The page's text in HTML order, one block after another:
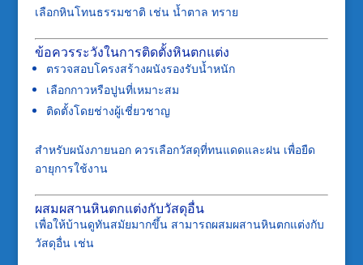
เลือกหินโทนธรรมชาติ เช่น น้ำตาล ทราย
ข้อควรระวังในการติดตั้งหินตกแต่ง
ตรวจสอบโครงสร้างผนังรองรับน้ำหนัก
เลือกกาวหรือปูนที่เหมาะสม
ติดตั้งโดยช่างผู้เชี่ยวชาญ
สำหรับผนังภายนอก ควรเลือกวัสดุที่ทนแดดและฝน เพื่อยืด
อายุการใช้งาน
ผสมผสานหินตกแต่งกับวัสดุอื่น
เพื่อให้บ้านดูทันสมัยมากขึ้น สามารถผสมผสานหินตกแต่งกับ
วัสดุอื่น เช่น